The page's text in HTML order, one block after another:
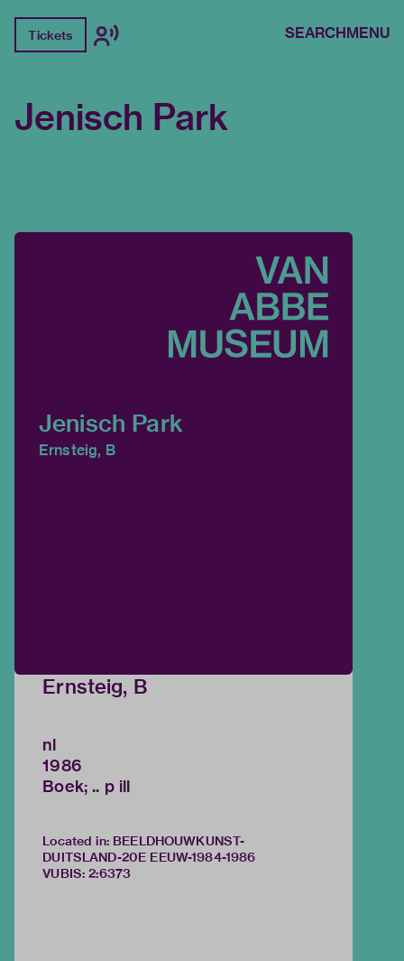
Tickets SEARCHMENU
Jenisch Park
Jenisch Park
Ernsteig, B
Ernsteig, B
nl
1986
Boek; .. p ill
Located in: BEELDHOUWKUNST-
DUITSLAND-20E EEUW-1984-1986
VUBIS: 2:6373